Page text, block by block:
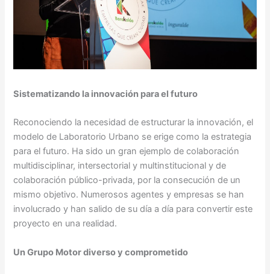
Sistematizando la innovación para el futuro
Reconociendo la necesidad de estructurar la innovación, el
modelo de Laboratorio Urbano se erige como la estrategia
para el futuro. Ha sido un gran ejemplo de colaboración
multidisciplinar, intersectorial y multinstitucional y de
colaboración público-privada, por la consecución de un
mismo objetivo. Numerosos agentes y empresas se han
involucrado y han salido de su día a día para convertir este
proyecto en una realidad.
Un Grupo Motor diverso y comprometido